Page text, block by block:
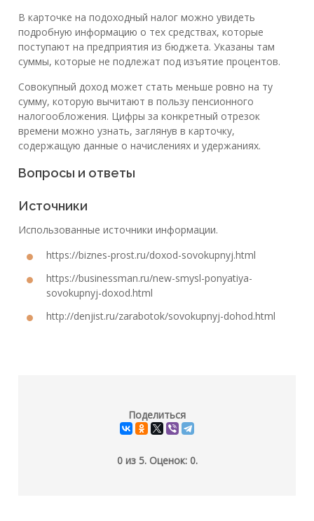
В карточке на подоходный налог можно увидеть
подробную информацию о тех средствах, которые
поступают на предприятия из бюджета. Указаны там
суммы, которые не подлежат под изъятие процентов.
Совокупный доход может стать меньше ровно на ту
сумму, которую вычитают в пользу пенсионного
налогообложения. Цифры за конкретный отрезок
времени можно узнать, заглянув в карточку,
содержащую данные о начислениях и удержаниях.
Вопросы и ответы
Источники
Использованные источники информации.
https://biznes-prost.ru/doxod-sovokupnyj.html
https://businessman.ru/new-smysl-ponyatiya-
sovokupnyj-doxod.html
http://denjist.ru/zarabotok/sovokupnyj-dohod.html
Поделиться
0из 5.Оценок: 0.